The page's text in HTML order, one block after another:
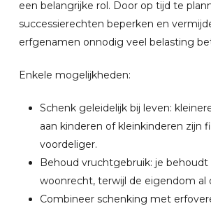
een belangrijke rol. Door op tijd te
successierechten beperken en
erfgenamen onnodig veel belasting
Enkele mogelijkheden:
Schenk geleidelijk bij leven:
aan kinderen of kleinkinderen zijn
voordeliger.
Behoud vruchtgebruik: je
woonrecht, terwijl de eigendom al
Combineer schenking met